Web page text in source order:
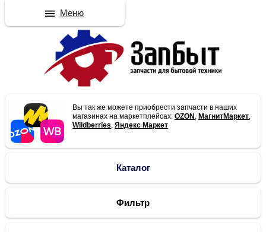
Вы так же можете приобрести запчасти в наших
магазинах на маркетплейсах:OZON , МагнитМаркет,
Wildberries,Яндекс Маркет
Каталог
Фильтр
Меню